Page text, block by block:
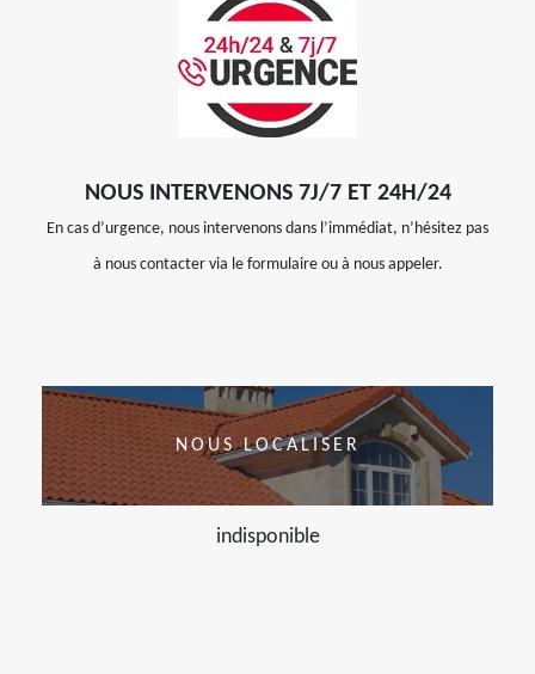
NOUS INTERVENONS 7J/7 ET 24H/24
En cas d’urgence, nous intervenons dans l’immédiat, n’hésitez pas
à nous contacter via le formulaire ou à nous appeler.
NOUS LOCALISER
indisponible